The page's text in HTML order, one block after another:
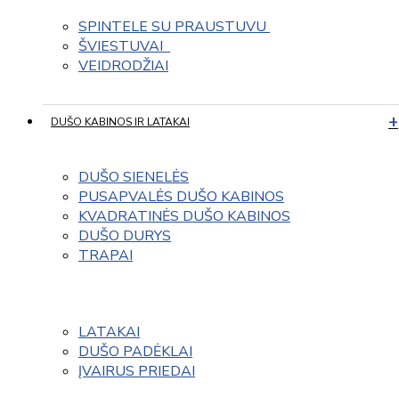
SPINTELE SU PRAUSTUVU
ŠVIESTUVAI
VEIDRODŽIAI
DUŠO KABINOS IR LATAKAI
DUŠO SIENELĖS
PUSAPVALĖS DUŠO KABINOS
KVADRATINĖS DUŠO KABINOS
DUŠO DURYS
TRAPAI
LATAKAI
DUŠO PADĖKLAI
ĮVAIRUS PRIEDAI